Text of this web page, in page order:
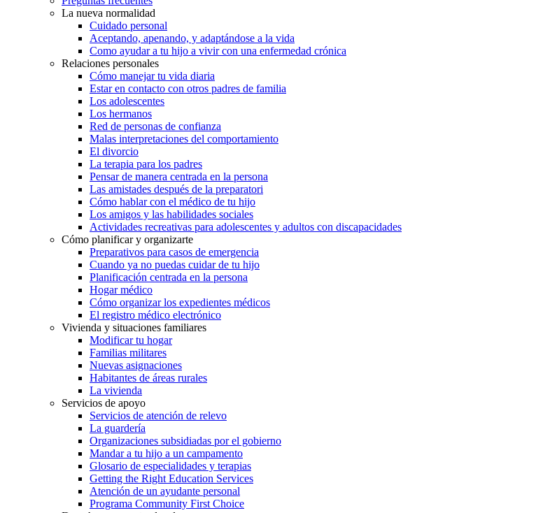
La nueva normalidad
Cuidado personal
Aceptando, apenando, y adaptándose a la vida
Como ayudar a tu hijo a vivir con una enfermedad crónica
Relaciones personales
Cómo manejar tu vida diaria
Estar en contacto con otros padres de familia
Los adolescentes
Los hermanos
Red de personas de confianza
Malas interpretaciones del comportamiento
El divorcio
La terapia para los padres
Pensar de manera centrada en la persona
Las amistades después de la preparatori
Cómo hablar con el médico de tu hijo
Los amigos y las habilidades sociales
Actividades recreativas para adolescentes y adultos con discapacidades
Cómo planificar y organizarte
Preparativos para casos de emergencia
Cuando ya no puedas cuidar de tu hijo
Planificación centrada en la persona
Hogar médico
Cómo organizar los expedientes médicos
El registro médico electrónico
Vivienda y situaciones familiares
Modificar tu hogar
Familias militares
Nuevas asignaciones
Habitantes de áreas rurales
La vivienda
Servicios de apoyo
Servicios de atención de relevo
La guardería
Organizaciones subsidiadas por el gobierno
Mandar a tu hijo a un campamento
Glosario de especialidades y terapias
Getting the Right Education Services
Atención de un ayudante personal
Programa Community First Choice